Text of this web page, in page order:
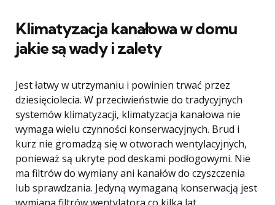
Klimatyzacja kanałowa w domu
jakie są wady i zalety
Jest łatwy w utrzymaniu i powinien trwać przez
dziesięciolecia. W przeciwieństwie do tradycyjnych
systemów klimatyzacji, klimatyzacja kanałowa nie
wymaga wielu czynności konserwacyjnych. Brud i
kurz nie gromadzą się w otworach wentylacyjnych,
ponieważ są ukryte pod deskami podłogowymi. Nie
ma filtrów do wymiany ani kanałów do czyszczenia
lub sprawdzania. Jedyną wymaganą konserwacją jest